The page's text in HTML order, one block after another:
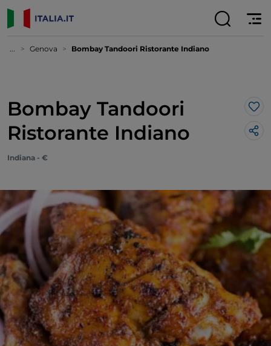
... Genova Bombay Tandoori Ristorante Indiano
Bombay Tandoori
Ristorante Indiano
Indiana - €